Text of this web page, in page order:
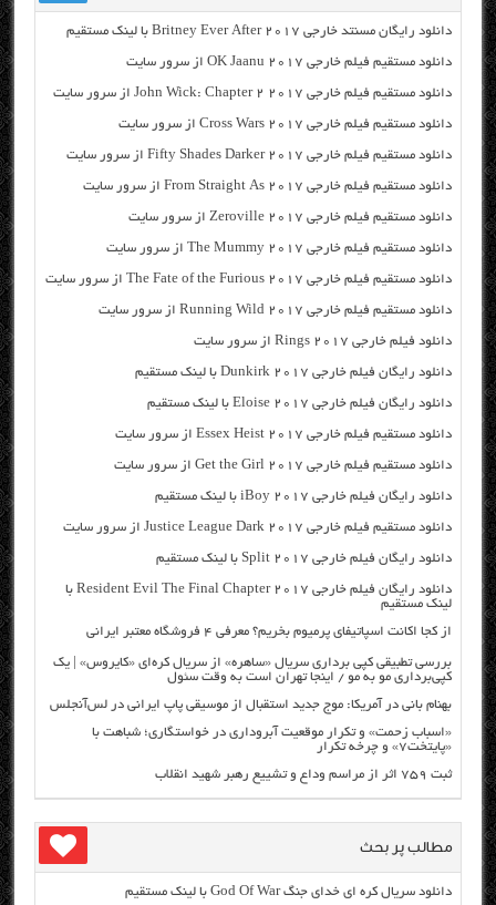
دانلود رایگان مسنتد خارجی Britney Ever After 2017 با لینک مستقیم
دانلود مستقیم فیلم خارجی OK Jaanu 2017 از سرور سایت
دانلود مستقیم فیلم خارجی John Wick: Chapter 2 2017 از سرور سایت
دانلود مستقیم فیلم خارجی Cross Wars 2017 از سرور سایت
دانلود مستقیم فیلم خارجی Fifty Shades Darker 2017 از سرور سایت
دانلود مستقیم فیلم خارجی From Straight As 2017 از سرور سایت
دانلود مستقیم فیلم خارجی Zeroville 2017 از سرور سایت
دانلود مستقیم فیلم خارجی The Mummy 2017 از سرور سایت
دانلود مستقیم فیلم خارجی The Fate of the Furious 2017 از سرور سایت
دانلود مستقیم فیلم خارجی Running Wild 2017 از سرور سایت
دانلود فیلم خارجی Rings 2017 از سرور سایت
دانلود رایگان فیلم خارجی Dunkirk 2017 با لینک مستقیم
دانلود رایگان فیلم خارجی Eloise 2017 با لینک مستقیم
دانلود مستقیم فیلم خارجی Essex Heist 2017 از سرور سایت
دانلود مستقیم فیلم خارجی Get the Girl 2017 از سرور سایت
دانلود رایگان فیلم خارجی iBoy 2017 با لینک مستقیم
دانلود مستقیم فیلم خارجی Justice League Dark 2017 از سرور سایت
دانلود رایگان فیلم خارجی Split 2017 با لینک مستقیم
دانلود رایگان فیلم خارجی Resident Evil The Final Chapter 2017 با
لینک مستقیم
از کجا اکانت اسپاتیفای پرمیوم بخریم؟ معرفی ۴ فروشگاه معتبر ایرانی
بررسی تطبیقی کپی برداری سریال «ساهره» از سریال کره‌ای «کایروس» | یک
کپی‌برداری مو به مو / اینجا تهران است به وقت سئول
بهنام بانی در آمریکا: موج جدید استقبال از موسیقی پاپ ایرانی در لس‌آنجلس
«اسباب زحمت» و تکرار موقعیت آبروداری در خواستگاری؛ شباهت با
«پایتخت۷» و چرخه تکرار
ثبت ۷۵۹ اثر از مراسم وداع و تشییع رهبر شهید انقلاب
مطالب پر بحث
دانلود سریال کره ای خدای جنگ God Of War با لینک مستقیم